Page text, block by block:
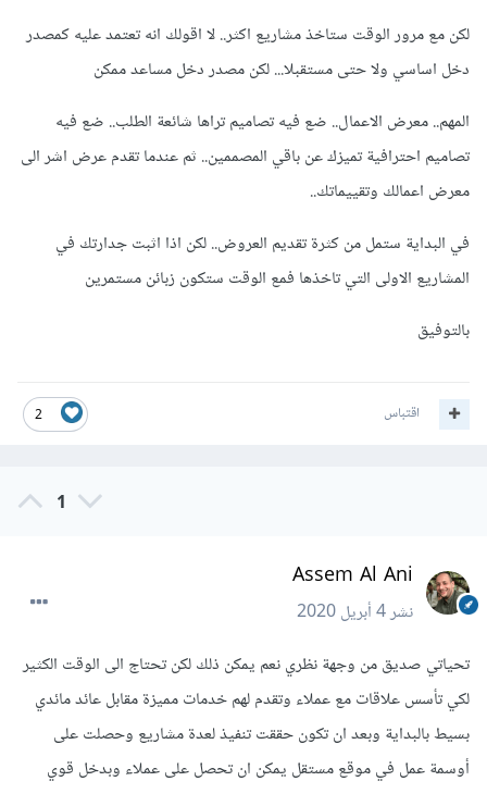
لكن مع مرور الوقت ستاخذ مشاريع اكثر.. لا اقولك انه تعتمد عليه كمصدر
دخل اساسي ولا حتى مستقبلا... لكن مصدر دخل مساعد ممكن
المهم.. معرض الاعمال.. ضع فيه تصاميم تراها شائعة الطلب.. ضع فيه
تصاميم احترافية تميزك عن باقي المصممين.. ثم عندما تقدم عرض اشر الى
معرض اعمالك وتقييماتك..
في البداية ستمل من كثرة تقديم العروض.. لكن اذا اثبت جدارتك في
المشاريع الاولى التي تاخذها فمع الوقت ستكون زبائن مستمرين
بالتوفيق
2 اقتباس
1
Assem Al Ani
نشر4 أبريل 2020
تحياتي صديق من وجهة نظري نعم يمكن ذلك لكن تحتاج الى الوقت الكثير
لكي تأسس علاقات مع عملاء وتقدم لهم خدمات مميزة مقابل عائد مائدي
بسيط بالبداية وبعد ان تكون حققت تنفيذ لعدة مشاريع وحصلت على
أوسمة عمل في موقع مستقل يمكن ان تحصل على عملاء وبدخل قوي